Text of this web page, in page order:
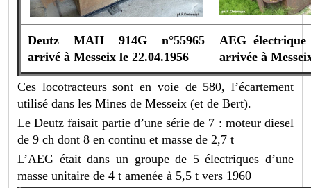
Deutz MAH 914G n°55965
arrivé à Messeix le 22.04.1956
AEG
arrivée à
Ces locotracteurs sont en voie de 580, l’écartement
utilisé dans les Mines de Messeix (et de Bert).
Le Deutz faisait partie d’une série de 7 : moteur diesel
de 9 ch dont 8 en continu et masse de 2,7 t
L’AEG était dans un groupe de 5 électriques d’une
masse unitaire de 4 t amenée à 5,5 t vers 1960